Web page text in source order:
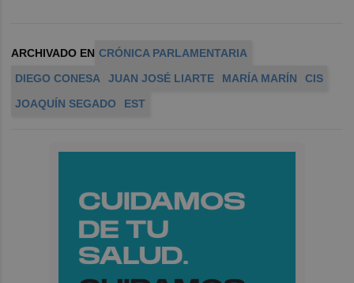
ARCHIVADO EN CRÓNICA PARLAMENTARIA
DIEGO CONESA
JUAN JOSÉ LIARTE MARÍA MARÍN
CIS
JOAQUÍN SEGADO
EST